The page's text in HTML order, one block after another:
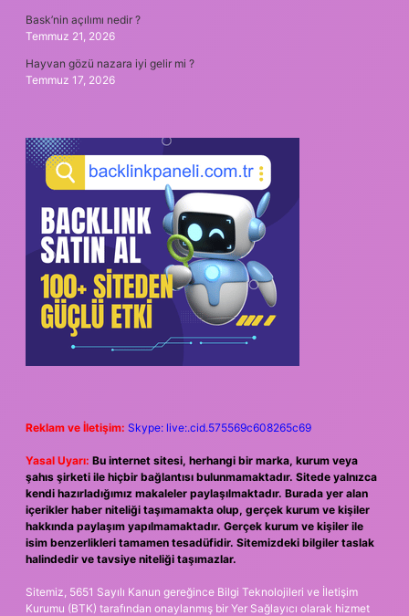
Bask’nin açılımı nedir ?
Temmuz 21, 2026
Hayvan gözü nazara iyi gelir mi ?
Temmuz 17, 2026
Reklam ve İletişim: Skype: live:.cid.575569c608265c69
Yasal Uyarı: Bu internet sitesi, herhangi bir marka, kurum veya
şahıs şirketi ile hiçbir bağlantısı bulunmamaktadır. Sitede yalnızca
kendi hazırladığımız makaleler paylaşılmaktadır. Burada yer alan
içerikler haber niteliği taşımamakta olup, gerçek kurum ve kişiler
hakkında paylaşım yapılmamaktadır. Gerçek kurum ve kişiler ile
isim benzerlikleri tamamen tesadüfidir. Sitemizdeki bilgiler taslak
halindedir ve tavsiye niteliği taşımazlar.
Sitemiz, 5651 Sayılı Kanun gereğince Bilgi Teknolojileri ve İletişim
Kurumu (BTK) tarafından onaylanmış bir Yer Sağlayıcı olarak hizmet